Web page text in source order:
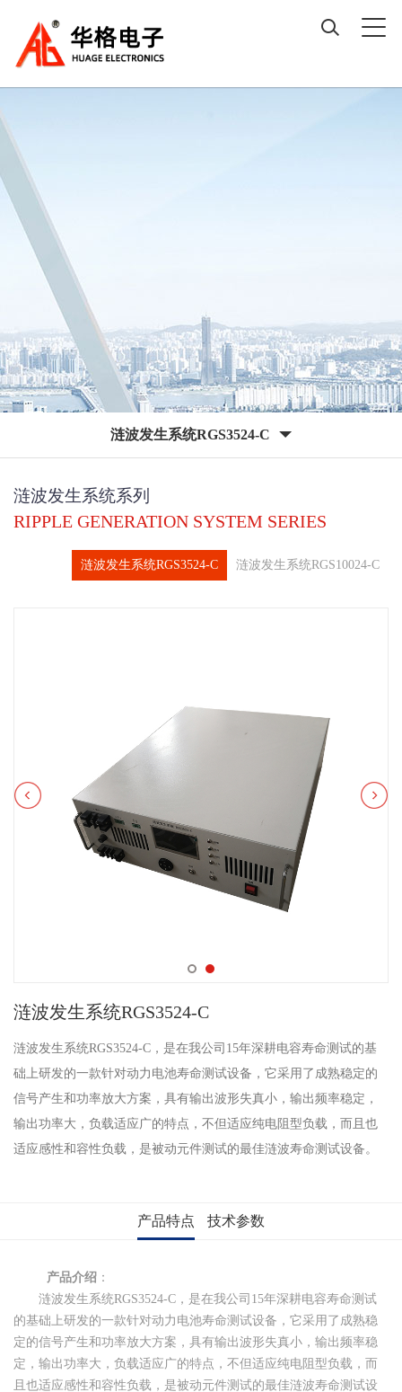
涟波发生系统RGS3524-C
涟波发生系统系列
RIPPLE GENERATION SYSTEM SERIES
涟波发生系统RGS3524-C 涟波发生系统RGS10024-C
涟波发生系统RGS3524-C
涟波发生系统RGS3524-C，是在我公司15年深耕电容寿命测试的基
础上研发的一款针对动力电池寿命测试设备，它采用了成熟稳定的
信号产生和功率放大方案，具有输出波形失真小，输出频率稳定，
输出功率大，负载适应广的特点，不但适应纯电阻型负载，而且也
适应感性和容性负载，是被动元件测试的最佳涟波寿命测试设备。
产品特点 技术参数
产品介绍 ：
涟波发生系统RGS3524-C ，是在我公司 15年深耕电容寿命测试
的基础上研发的一款针对动力电池寿命测试设备，它采用了成熟稳
定的信号产生和功率放大方案，具有输出波形失真小，输出频率稳
定，输出功率大，负载适应广的特点，不但适应纯电阻型负载，而
且也适应感性和容性负载，是被动元件测试的最佳涟波寿命测试设